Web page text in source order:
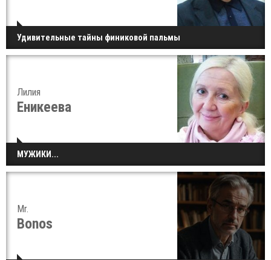
Удивительные тайны финиковой пальмы
Лилия
Еникеева
МУЖИКИ...
Mr.
Bonos